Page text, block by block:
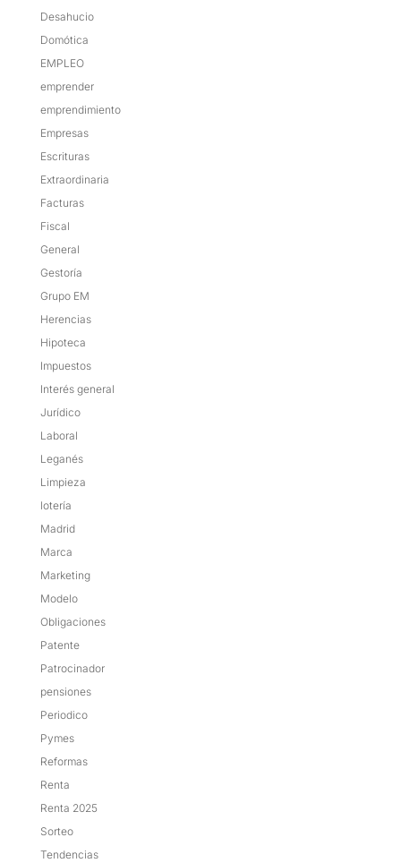
Desahucio
Domótica
EMPLEO
emprender
emprendimiento
Empresas
Escrituras
Extraordinaria
Facturas
Fiscal
General
Gestoría
Grupo EM
Herencias
Hipoteca
Impuestos
Interés general
Jurídico
Laboral
Leganés
Limpieza
lotería
Madrid
Marca
Marketing
Modelo
Obligaciones
Patente
Patrocinador
pensiones
Periodico
Pymes
Reformas
Renta
Renta 2025
Sorteo
Tendencias